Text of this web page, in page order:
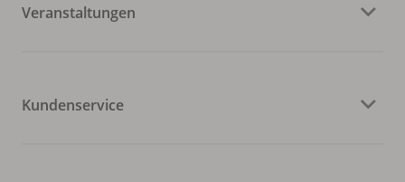
Veranstaltungen
Kundenservice